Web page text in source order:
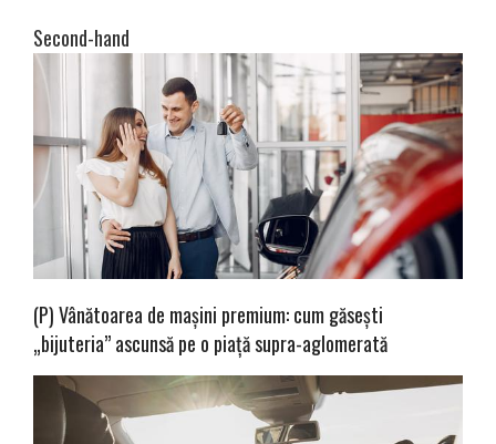
Second-hand
(P) Vânătoarea de mașini premium: cum găsești
„bijuteria” ascunsă pe o piață supra-aglomerată